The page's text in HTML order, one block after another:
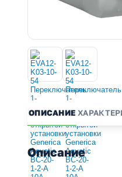
ОПИСАНИЕ
Описание